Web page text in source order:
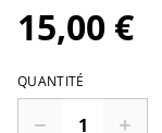
15,00 €
QUANTITÉ